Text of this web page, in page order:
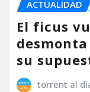
ACTUALIDAD
El ficus
desmonta
su
torrent al